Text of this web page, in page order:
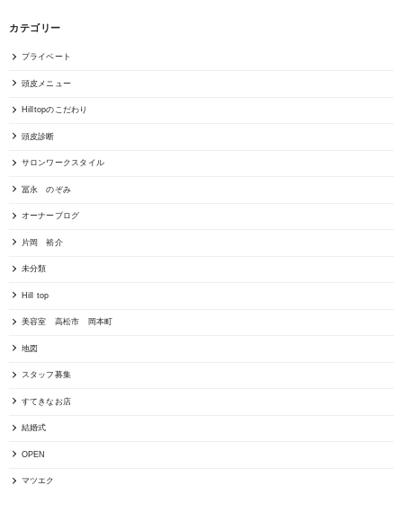
カテゴリー
プライベート
頭皮メニュー
Hilltopのこだわり
頭皮診断
サロンワークスタイル
冨永 のぞみ
オーナーブログ
片岡 裕介
未分類
Hill top
美容室 高松市 岡本町
地図
スタッフ募集
すてきなお店
結婚式
OPEN
マツエク